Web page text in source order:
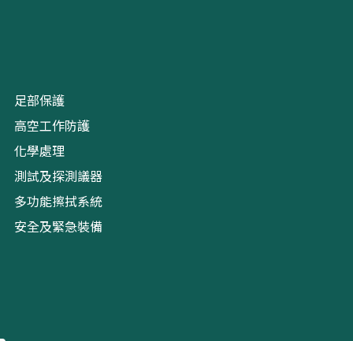
足部保護
高空工作防護
化學處理
測試及探測議器
多功能擦拭系統
安全及緊急裝備